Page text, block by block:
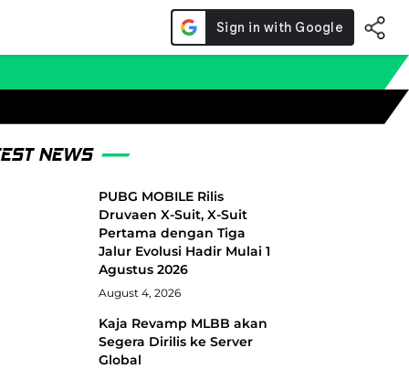
NEWS
PUBG MOBILE Rilis
Druvaen X-Suit, X-Suit
Pertama dengan Tiga
Jalur Evolusi Hadir Mulai 1
Agustus 2026
August 4, 2026
Kaja Revamp MLBB akan
Segera Dirilis ke Server
Global